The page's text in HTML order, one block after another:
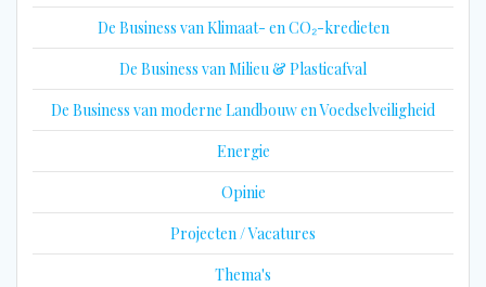
De Business van Klimaat- en CO₂-kredieten
De Business van Milieu & Plasticafval
De Business van moderne Landbouw en Voedselveiligheid
Energie
Opinie
Projecten / Vacatures
Thema's